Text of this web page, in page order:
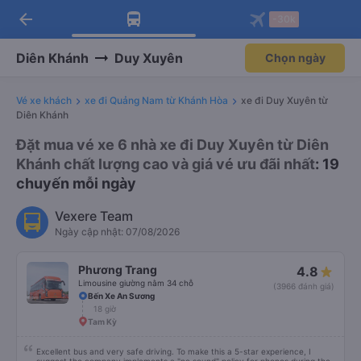
Tải app Vexere ngay!
Nhận ưu đãi thành viên độc
Mở app
Tải app Vexere
-30k/ghế khi đặt vé máy bay qua
Mở app
arrow_back
Diên Khánh Duy Xuyên Chọn ngày
Vé xe khách xe đi Quảng Nam từ Khánh Hòa
xe đi Duy Xuyên từ
Diên Khánh
Đặt mua vé xe 6 nhà xe đi Duy Xuyên từ Diên
Khánh chất lượng cao và giá vé ưu đãi nhất: 19
chuyến mỗi ngày
Vexere Team
Ngày cập nhật: 07/08/2026
Phương Trang
Limousine giường nằm 34 chỗ
4.8
(3966 đánh giá)
Bến Xe An Sương
18 giờ
Tam Kỳ
Excellent bus and very safe driving. To make this a 5-star experience, I